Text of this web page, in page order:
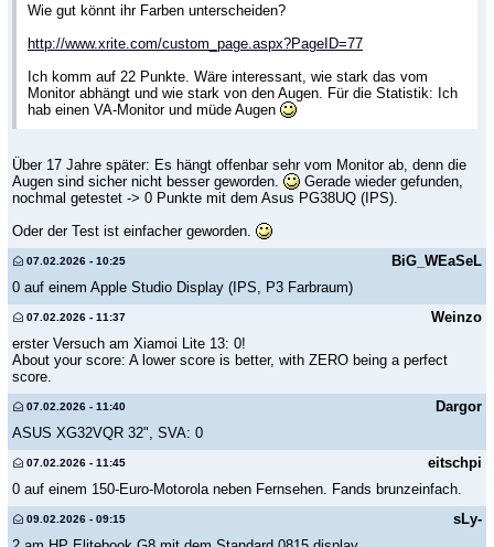
Wie gut könnt ihr Farben unterscheiden?
http://www.xrite.com/custom_page.aspx?PageID=77
Ich komm auf 22 Punkte. Wäre interessant, wie stark das vom
Monitor abhängt und wie stark von den Augen. Für die Statistik: Ich
hab einen VA-Monitor und müde Augen
Über 17 Jahre später: Es hängt offenbar sehr vom Monitor ab, denn die
Augen sind sicher nicht besser geworden.
Gerade wieder gefunden,
nochmal getestet -> 0 Punkte mit dem Asus PG38UQ (IPS).
Oder der Test ist einfacher geworden.
BiG_WEaSeL
07.02.2026 - 10:25
0 auf einem Apple Studio Display (IPS, P3 Farbraum)
Weinzo
07.02.2026 - 11:37
erster Versuch am Xiamoi Lite 13: 0!
About your score: A lower score is better, with ZERO being a perfect
score.
Dargor
07.02.2026 - 11:40
ASUS XG32VQR 32", SVA: 0
eitschpi
07.02.2026 - 11:45
0 auf einem 150-Euro-Motorola neben Fernsehen. Fands brunzeinfach.
sLy-
09.02.2026 - 09:15